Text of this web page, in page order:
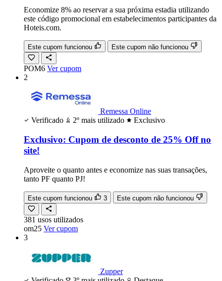
Economize 8% ao reservar a sua próxima estadia utilizando
este código promocional em estabelecimentos participantes da
Hoteis.com.
Este cupom funcionou Este cupom não funcionou
POM6 Ver cupom
2
Remessa Online
Verificado
2º mais utilizado Exclusivo
Exclusivo: Cupom de desconto de 25% Off no
site!
Aproveite o quanto antes e economize nas suas transações,
tanto PF quanto PJ!
Este cupom funcionou 3 Este cupom não funcionou
381 usos utilizados
om25 Ver cupom
3
Zupper